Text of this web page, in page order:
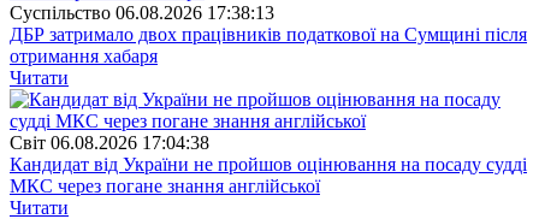
Суспiльство 06.08.2026 17:38:13
ДБР затримало двох працівників податкової на Сумщині після
отримання хабаря
Читати
Свiт 06.08.2026 17:04:38
Кандидат від України не пройшов оцінювання на посаду судді
МКС через погане знання англійської
Читати